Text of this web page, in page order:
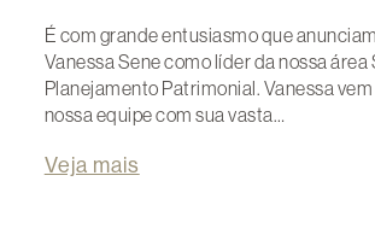
É com grande entusiasmo que
Vanessa Sene como líder da nossa
Planejamento Patrimonial. Vanessa
nossa equipe com sua vasta…
Veja mais